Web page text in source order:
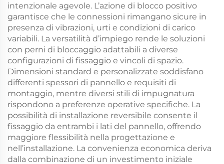
intenzionale agevole. L’azione di blocco positivo
garantisce che le connessioni rimangano sicure in
presenza di vibrazioni, urti e condizioni di carico
variabili. La versatilità d’impiego rende le soluzioni
con perni di bloccaggio adattabili a diverse
configurazioni di fissaggio e vincoli di spazio.
Dimensioni standard e personalizzate soddisfano
differenti spessori di pannello e requisiti di
montaggio, mentre diversi stili di impugnatura
rispondono a preferenze operative specifiche. La
possibilità di installazione reversibile consente il
fissaggio da entrambi i lati del pannello, offrendo
maggiore flessibilità nella progettazione e
nell’installazione. La convenienza economica deriva
dalla combinazione di un investimento iniziale